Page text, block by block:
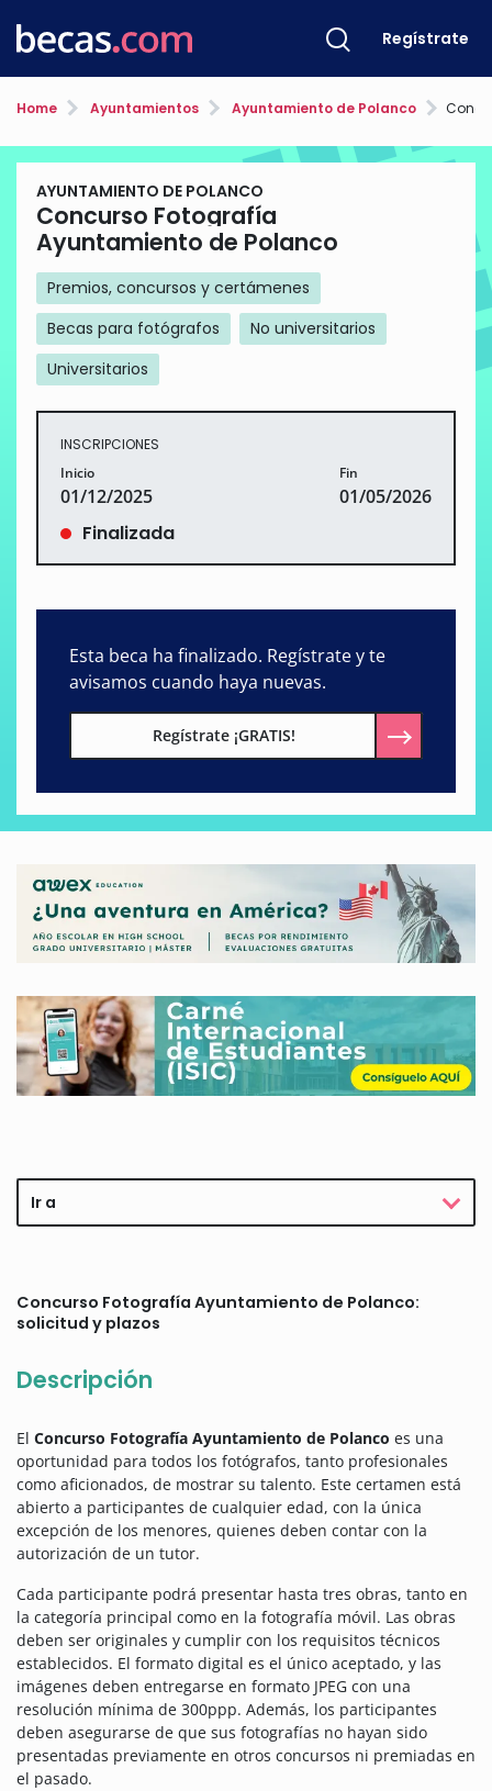
Regístrate
Home Ayuntamientos Ayuntamiento de Polanco
AYUNTAMIENTO DE POLANCO
Concurso Fotografía
Ayuntamiento de Polanco
Premios, concursos y certámenes
Becas para fotógrafos
No universitarios
Universitarios
INSCRIPCIONES
Inicio
01/12/2025
Fin
01/05/2026
Finalizada
Esta beca ha finalizado. Regístrate y te
avisamos cuando haya nuevas.
Regístrate ¡GRATIS!
Ir a
Concurso Fotografía Ayuntamiento de Polanco:
solicitud y plazos
Descripción
El Concurso Fotografía Ayuntamiento de Polanco es una
oportunidad para todos los fotógrafos, tanto profesionales
como aficionados, de mostrar su talento. Este certamen está
abierto a participantes de cualquier edad, con la única
excepción de los menores, quienes deben contar con la
autorización de un tutor.
Cada participante podrá presentar hasta tres obras, tanto en
la categoría principal como en la fotografía móvil. Las obras
deben ser originales y cumplir con los requisitos técnicos
establecidos. El formato digital es el único aceptado, y las
imágenes deben entregarse en formato JPEG con una
resolución mínima de 300ppp. Además, los participantes
deben asegurarse de que sus fotografías no hayan sido
presentadas previamente en otros concursos ni premiadas en
el pasado.